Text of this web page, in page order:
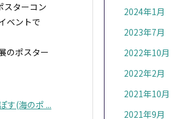
スターコン
ベントで
のポスター
す(海のポ ...
2024年1月
2023年7月
2022年10月
2022年2月
2021年10月
2021年9月